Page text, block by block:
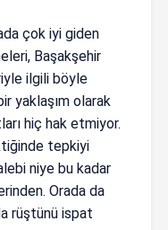
çok iyi giden
Başakşehir
ilgili böyle
yaklaşım olarak
hiç hak etmiyor.
tepkiyi
niye bu kadar
Orada da
rüştünü ispat